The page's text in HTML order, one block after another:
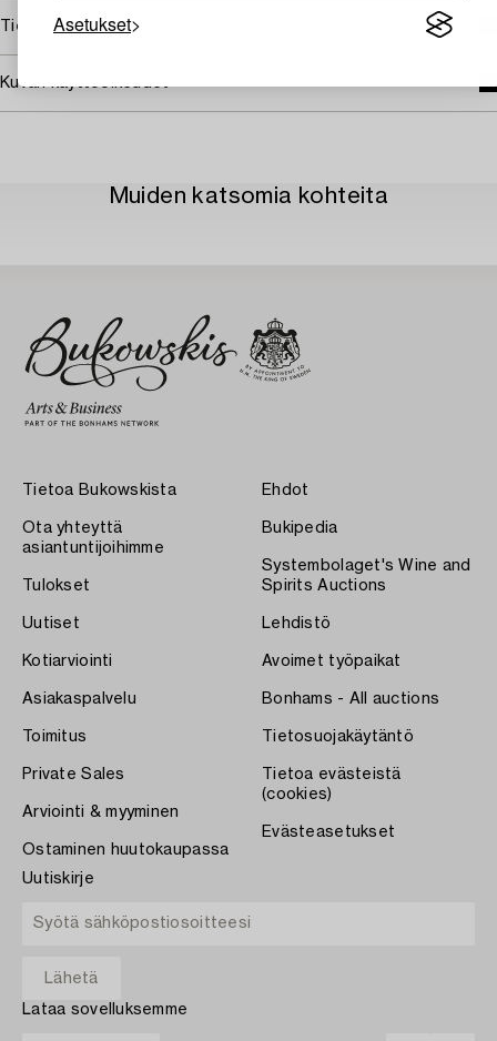
Asetukset
Tietoa ostamisesta
Kuvan käyttöoikeudet
Muiden katsomia kohteita
Tietoa Bukowskista
Ota yhteyttä
asiantuntijoihimme
Tulokset
Uutiset
Kotiarviointi
Asiakaspalvelu
Toimitus
Private Sales
Arviointi & myyminen
Ostaminen huutokaupassa
Ehdot
Bukipedia
Systembolaget's Wine and
Spirits Auctions
Lehdistö
Avoimet työpaikat
Bonhams - All auctions
Tietosuojakäytäntö
Tietoa evästeistä
(cookies)
Evästeasetukset
Uutiskirje
Lataa sovelluksemme